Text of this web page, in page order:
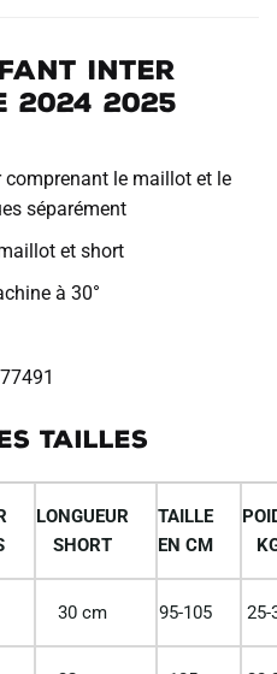
Inter
2025
le maillot et le
séparément
et short
à 30°
TAILLES
LONGUEUR
SHORT
TAILLE
EN CM
30 cm 95-105 25-